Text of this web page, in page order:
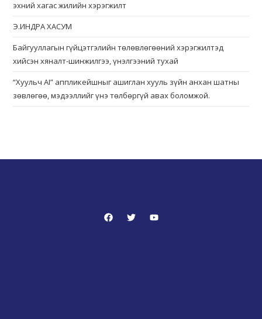
эхний хагас жилийн хэрэгжилт
Э.ИНДРА ХАСУМ
Байгууллагын гүйцэтгэлийн төлөвлөгөөний хэрэгжилтэд
хийсэн хяналт-шинжилгээ, үнэлгээний тухай
“Хуульч АІ” аппликейшныг ашиглан хууль зүйн анхан шатны
зөвлөгөө, мэдээллийг үнэ төлбөргүй авах боломжой.